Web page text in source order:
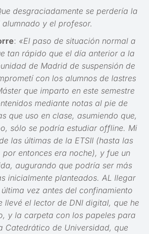
desgraciadamente se perdería la
y el profesor.
: «El paso de situación normal a
tan rápido que el día anterior a la
de Madrid de suspensión de
con los alumnos de lastres
que imparto en este semestre
mediante notas al pie de
que uso en clase, asumiendo que,
sólo se podría estudiar offline. Mi
las últimas de la ETSII (hasta las
entonces era noche), y fue un
augurando que podría ser más
inicialmente planteados. AL llegar
vez antes del confinamiento
llevé el lector de DNI digital, que he
y la carpeta con los papeles para
Catedrático de Universidad, que